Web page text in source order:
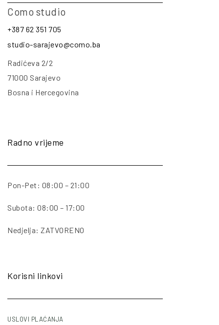
Como studio
+387 62 351 705
studio-sarajevo@como.ba
Radićeva 2/2
71000 Sarajevo
Bosna i Hercegovina
Radno vrijeme
Pon-Pet: 08:00 – 21:00
Subota: 08:00 – 17:00
Nedjelja: ZATVORENO
Korisni linkovi
USLOVI PLAĆANJA